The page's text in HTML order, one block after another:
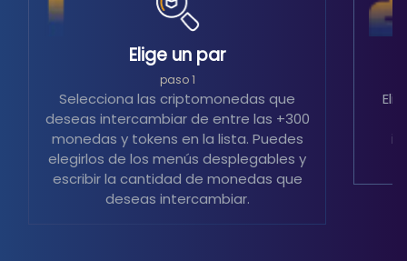
Elige un par
paso 1
Selecciona las criptomonedas que
deseas intercambiar de entre las +300
monedas y tokens en la lista. Puedes
elegirlos de los menús desplegables y
escribir la cantidad de monedas que
deseas intercambiar.